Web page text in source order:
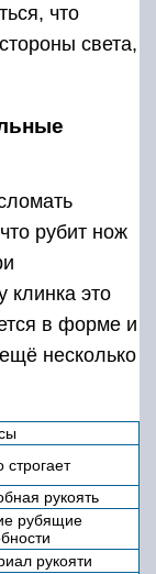
что
света,
рубит нож
клинка это
в форме и
несколько
строгает
рукоять
рубящие
рукояти